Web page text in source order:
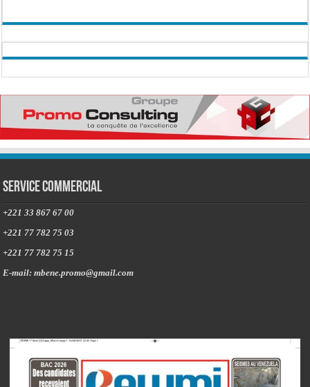
Service commercial
+221 33 867 67 00
+221 77 782 75 03
+221 77 782 75 15
E-mail: mbene.promo@gmail.com